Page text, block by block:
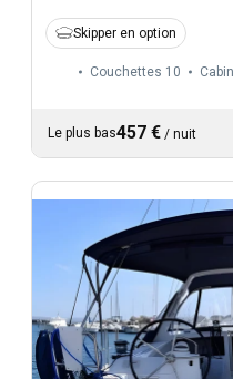
Skipper en option
Couchettes 10
Le plus bas457 € / nuit